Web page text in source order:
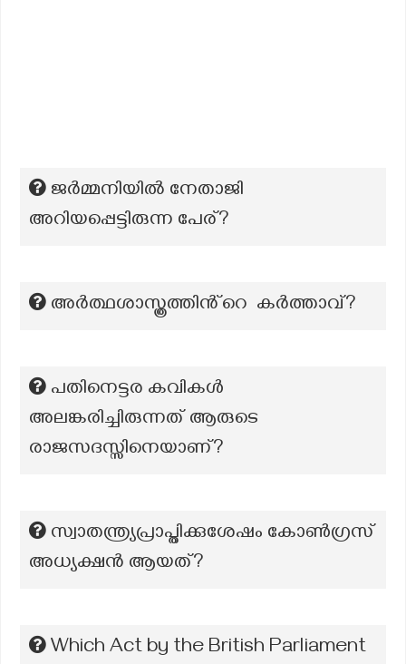
ജർമ്മനിയിൽ നേതാജി
അറിയപ്പെട്ടിരുന്ന പേര്?
അർത്ഥശാസ്ത്രത്തിൻ്റെ കർത്താവ്?
പതിനെട്ടര കവികൾ
അലങ്കരിച്ചിരുന്നത് ആരുടെ
രാജസദസ്സിനെയാണ്?
സ്വാതന്ത്ര്യപ്രാപ്തിക്കുശേഷം കോൺഗ്രസ്
അധ്യക്ഷൻ ആയത്?
Which Act by the British Parliament